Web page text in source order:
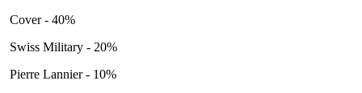
Cover - 40%
Swiss Military - 20%
Pierre Lannier - 10%